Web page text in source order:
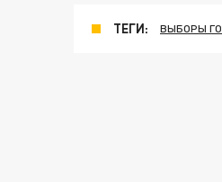
ТЕГИ: ВЫБОРЫ